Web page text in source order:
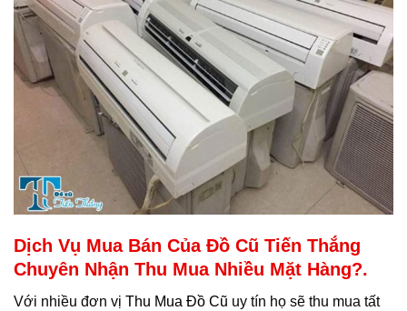
Dịch Vụ Mua Bán Của Đồ Cũ Tiến Thắng
Chuyên Nhận Thu Mua Nhiều Mặt Hàng?.
Với nhiều đơn vị Thu Mua Đồ Cũ uy tín họ sẽ thu mua tất